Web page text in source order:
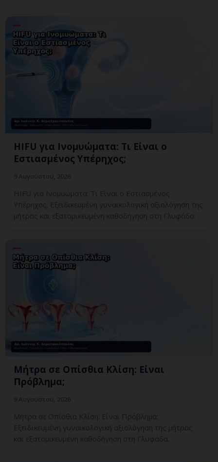
HIFU για Ινομυώματα: Τι Είναι ο
Εστιασμένος Υπέρηχος;
HIFU για Ινομυώματα: Τι Είναι ο Εστιασμένος
Υπέρηχος; Εξειδικευμένη γυναικολογική αξιολόγηση της
μήτρας και εξατομικευμένη καθοδήγηση στη Γλυφάδα.
Μήτρα σε Οπίσθια Κλίση: Είναι
Πρόβλημα;
Μήτρα σε Οπίσθια Κλίση: Είναι Πρόβλημα;
Εξειδικευμένη γυναικολογική αξιολόγηση της μήτρας
και εξατομικευμένη καθοδήγηση στη Γλυφάδα.